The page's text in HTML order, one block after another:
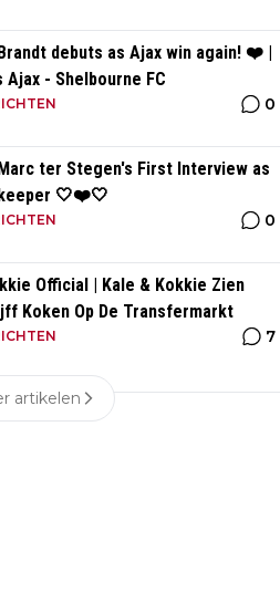
debuts as Ajax win again! ❤️ |
Ajax - Shelbourne FC
0
ter Stegen's First Interview as
🤍❤️🤍
0
Official | Kale & Kokkie Zien
Koken Op De Transfermarkt
7
artikelen